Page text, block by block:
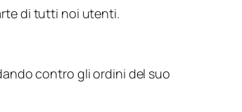
di tutti noi utenti.
contro gli ordini del suo